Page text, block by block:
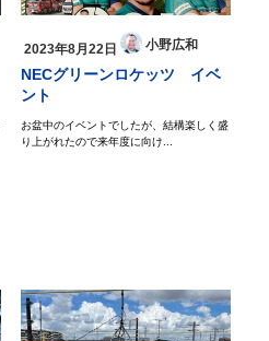
2023年8月22日 小野広和
NECグリーンロケッツ イベ
ント
お盆中のイベントでしたが、結構楽しく盛
り上がれたので来年度に向け...